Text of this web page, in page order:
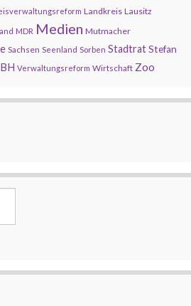
Landkreis Lausitz
MDR Medien Mutmacher
Sachsen Seenland Sorben StadtratStefan
Verwaltungsreform Wirtschaft Zoo